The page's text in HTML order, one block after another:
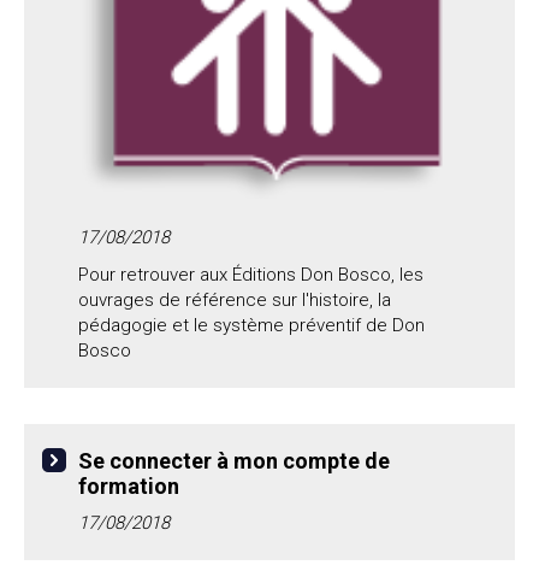
17/08/2018
Pour retrouver aux Éditions Don Bosco, les
ouvrages de référence sur l'histoire, la
pédagogie et le système préventif de Don
Bosco
Se connecter à mon compte de
formation
17/08/2018